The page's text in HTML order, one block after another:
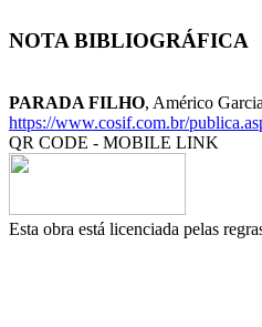
NOTA BIBLIOGRÁFICA
PARADA FILHO, Américo
https://www.cosif.com.br/
QR CODE - MOBILE LINK
Esta obra está licenciada pelas